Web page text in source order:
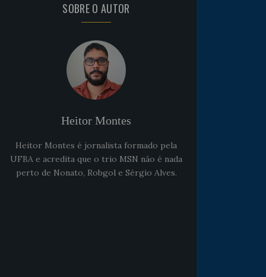
SOBRE O AUTOR
Heitor Montes
Heitor Montes é jornalista formado pela
UFBA e acredita que o trio MSN não é nada
perto de Nonato, Robgol e Sérgio Alves.